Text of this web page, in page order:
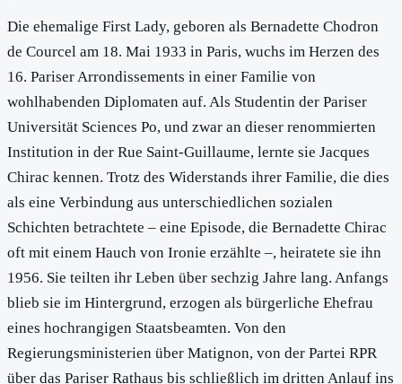
Die ehemalige First Lady, geboren als Bernadette Chodron
de Courcel am 18. Mai 1933 in Paris, wuchs im Herzen des
16. Pariser Arrondissements in einer Familie von
wohlhabenden Diplomaten auf. Als Studentin der Pariser
Universität Sciences Po, und zwar an dieser renommierten
Institution in der Rue Saint-Guillaume, lernte sie Jacques
Chirac kennen. Trotz des Widerstands ihrer Familie, die dies
als eine Verbindung aus unterschiedlichen sozialen
Schichten betrachtete – eine Episode, die Bernadette Chirac
oft mit einem Hauch von Ironie erzählte –, heiratete sie ihn
1956. Sie teilten ihr Leben über sechzig Jahre lang. Anfangs
blieb sie im Hintergrund, erzogen als bürgerliche Ehefrau
eines hochrangigen Staatsbeamten. Von den
Regierungsministerien über Matignon, von der Partei RPR
über das Pariser Rathaus bis schließlich im dritten Anlauf ins